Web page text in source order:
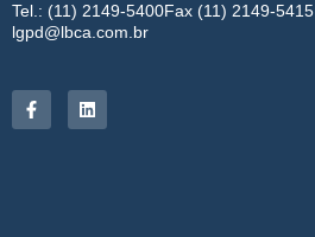
Tel.: (11) 2149-5400Fax (11) 2149-5415
lgpd@lbca.com.br